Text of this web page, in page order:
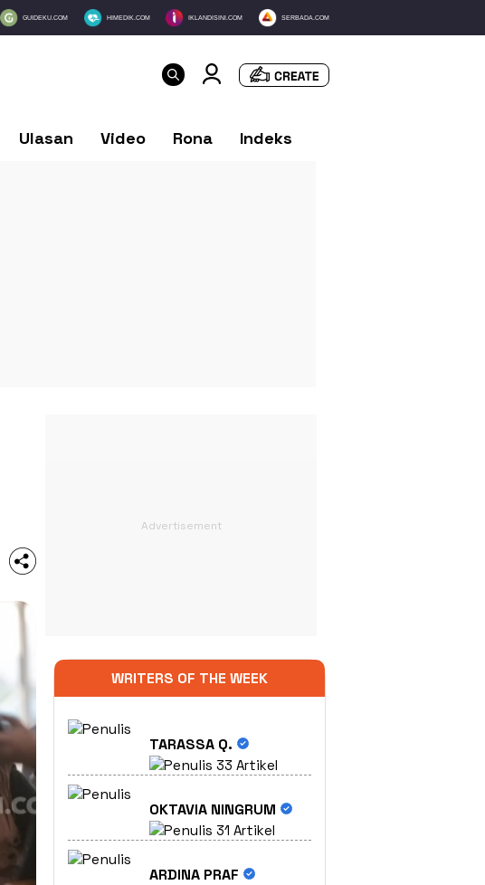
GUIDEKU.COM HIMEDIK.COM IKLANDISINI.COM SERBADA.COM
Ulasan Video Rona Indeks
WRITERS OF THE WEEK
TARASSA Q.
33 Artikel
OKTAVIA NINGRUM
31 Artikel
ARDINA PRAF